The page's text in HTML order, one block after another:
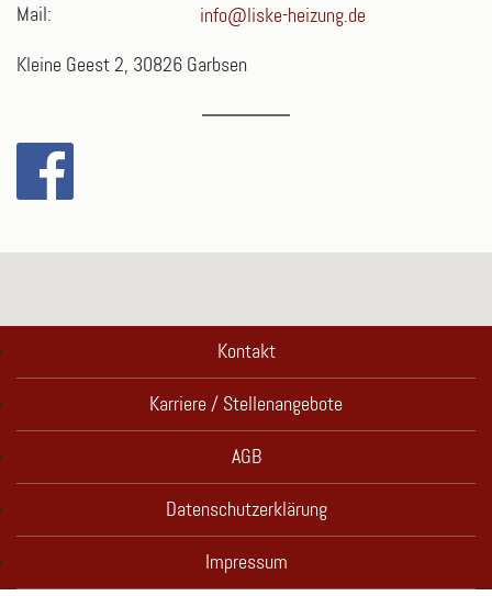
Mail:
info@liske-heizung.de
Kleine Geest 2, 30826 Garbsen
Kontakt
Karriere / Stellenangebote
AGB
Datenschutzerklärung
Impressum